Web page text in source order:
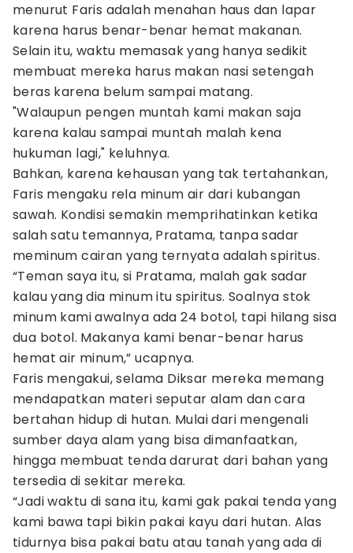
menurut Faris adalah menahan haus dan lapar
karena harus benar-benar hemat makanan.
Selain itu, waktu memasak yang hanya sedikit
membuat mereka harus makan nasi setengah
beras karena belum sampai matang.
"Walaupun pengen muntah kami makan saja
karena kalau sampai muntah malah kena
hukuman lagi," keluhnya.
Bahkan, karena kehausan yang tak tertahankan,
Faris mengaku rela minum air dari kubangan
sawah. Kondisi semakin memprihatinkan ketika
salah satu temannya, Pratama, tanpa sadar
meminum cairan yang ternyata adalah spiritus.
“Teman saya itu, si Pratama, malah gak sadar
kalau yang dia minum itu spiritus. Soalnya stok
minum kami awalnya ada 24 botol, tapi hilang sisa
dua botol. Makanya kami benar-benar harus
hemat air minum,” ucapnya.
Faris mengakui, selama Diksar mereka memang
mendapatkan materi seputar alam dan cara
bertahan hidup di hutan. Mulai dari mengenali
sumber daya alam yang bisa dimanfaatkan,
hingga membuat tenda darurat dari bahan yang
tersedia di sekitar mereka.
“Jadi waktu di sana itu, kami gak pakai tenda yang
kami bawa tapi bikin pakai kayu dari hutan. Alas
tidurnya bisa pakai batu atau tanah yang ada di